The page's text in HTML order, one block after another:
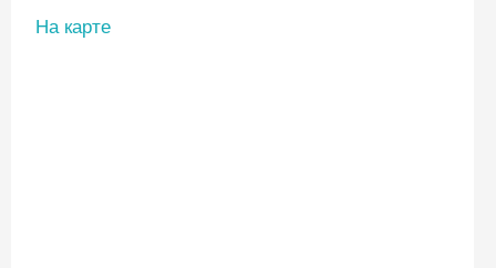
На карте